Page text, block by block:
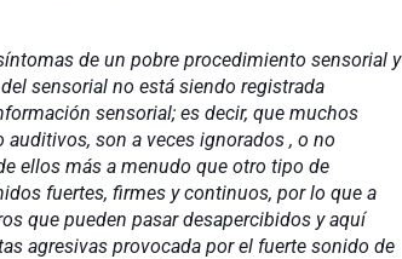
de un pobre procedimiento sensorial y
sensorial no está siendo registrada
sensorial; es decir, que muchos
son a veces ignorados , o no
ellos más a menudo que otro tipo de
fuertes, firmes y continuos, por lo que a
que pueden pasar desapercibidos y aquí
agresivas provocada por el fuerte sonido de